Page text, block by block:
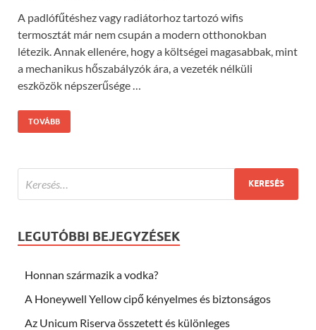
A padlófűtéshez vagy radiátorhoz tartozó wifis
termosztát már nem csupán a modern otthonokban
létezik. Annak ellenére, hogy a költségei magasabbak, mint
a mechanikus hőszabályzók ára, a vezeték nélküli
eszközök népszerűsége …
TOVÁBB
LEGUTÓBBI BEJEGYZÉSEK
Honnan származik a vodka?
A Honeywell Yellow cipő kényelmes és biztonságos
Az Unicum Riserva összetett és különleges